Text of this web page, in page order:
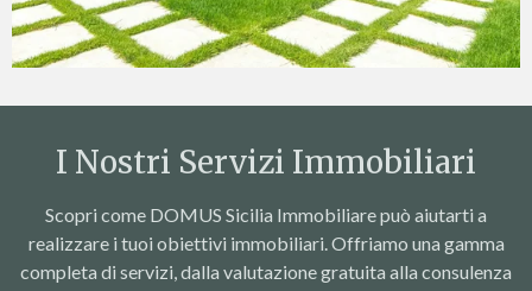
I Nostri Servizi Immobiliari
Scopri come DOMUS Sicilia Immobiliare può aiutarti a
realizzare i tuoi obiettivi immobiliari. Offriamo una gamma
completa di servizi, dalla valutazione gratuita alla consulenza